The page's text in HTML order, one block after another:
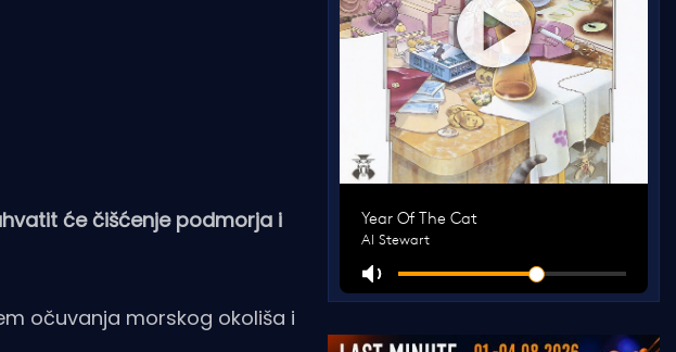
će čišćenje podmorja i
očuvanja morskog okoliša i